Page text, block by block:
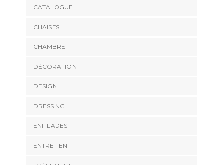
CATALOGUE
CHAISES
CHAMBRE
DÉCORATION
DESIGN
DRESSING
ENFILADES
ENTRETIEN